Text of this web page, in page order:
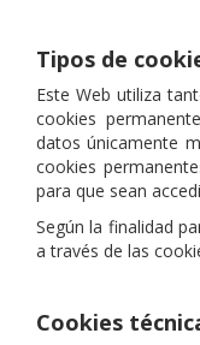
Tipos de
Este Web utiliza
cookies
datos únicamente
cookies
para que sean
Según la finalidad
a través de las
Cookies